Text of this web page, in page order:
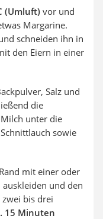
(Umluft)vor und
Margarine.
schneiden ihn in
den Eiern in einer
Salz und
die
unter die
sowie
mit einer oder
auskleiden und den
bis drei
15 Minuten